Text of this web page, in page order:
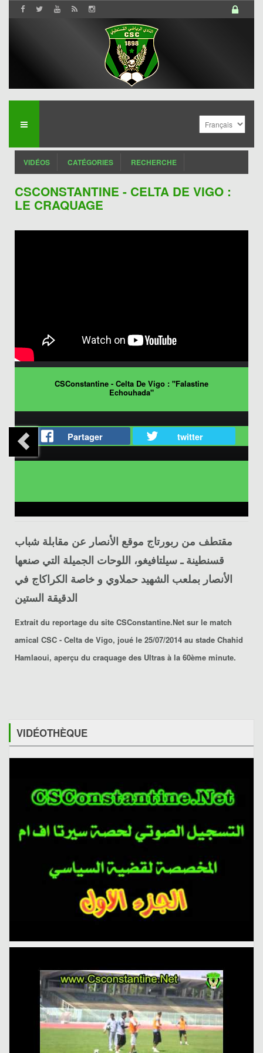
VIDÉOS CATÉGORIES RECHERCHE
CSCONSTANTINE - CELTA DE VIGO :
LE CRAQUAGE
CSConstantine - Celta De Vigo : "Falastine
Echouhada"
Partager twitter
مقتطف من ربورتاج موقع الأنصار عن مقابلة شباب
قسنطينة ـ سيلتافيغو، اللوحات الجميلة التي صنعها
الأنصار بملعب الشهيد حملاوي و خاصة الكراكاج في
الدقيقة الستين
Extrait du reportage du site CSConstantine.Net sur le match
amical CSC - Celta de Vigo, joué le 25/07/2014 au stade Chahid
Hamlaoui, aperçu du craquage des Ultras à la 60ème minute.
VIDÉOTHÈQUE